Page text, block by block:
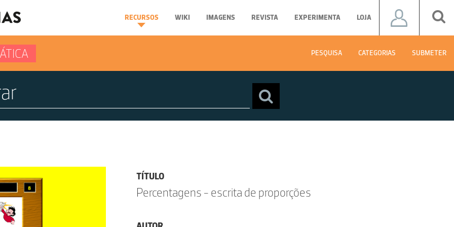
RECURSOS WIKI IMAGENS REVISTA EXPERIMENTA LOJA
PESQUISA CATEGORIAS SUBMETER
TÍTULO
Percentagens - escrita de proporções